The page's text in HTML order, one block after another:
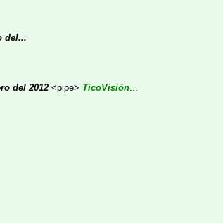
del...
del 2012 <pipe> TicoVisión...